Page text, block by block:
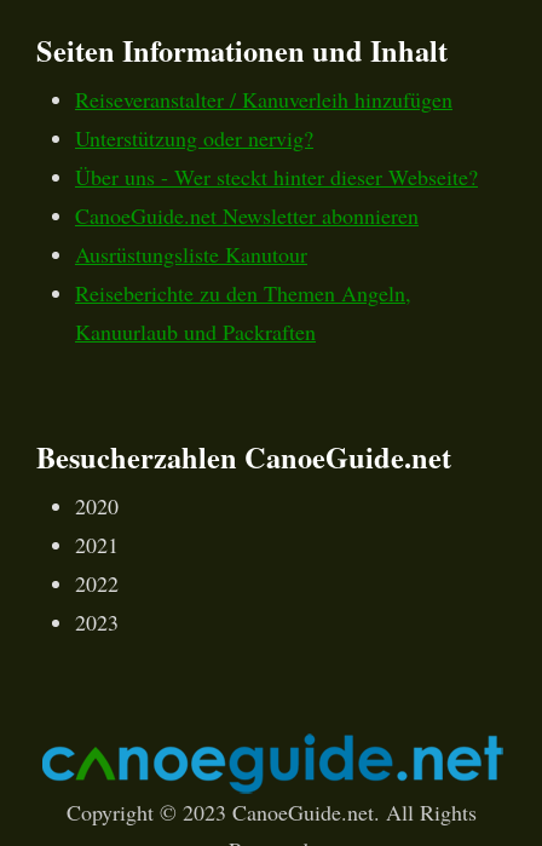
Seiten Informationen und Inhalt
Reiseveranstalter / Kanuverleih hinzufügen
Unterstützung oder nervig?
Über uns - Wer steckt hinter dieser Webseite?
CanoeGuide.net Newsletter abonnieren
Ausrüstungsliste Kanutour
Reiseberichte zu den Themen Angeln,
Kanuurlaub und Packraften
Besucherzahlen CanoeGuide.net
2020
2021
2022
2023
Copyright © 2023 CanoeGuide.net. All Rights